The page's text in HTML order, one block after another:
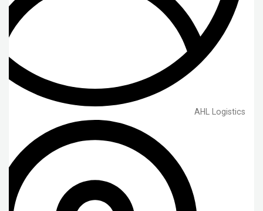
AHL Logistics